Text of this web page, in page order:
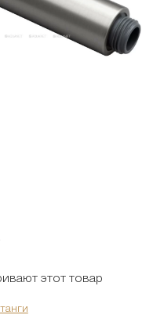
этот товар